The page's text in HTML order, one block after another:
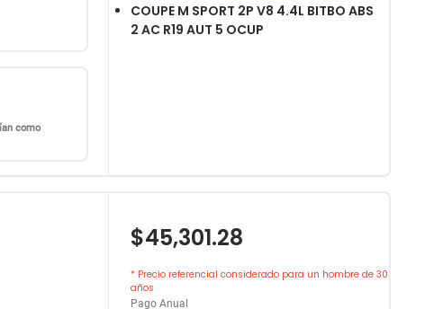
como
COUPE M SPORT 2P V8 4.4L BITBO ABS
2 AC R19 AUT 5 OCUP
$45,301.28
* Precio referencial considerado para un hombre de 30
años
Pago Anual